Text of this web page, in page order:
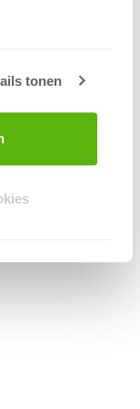
tonen